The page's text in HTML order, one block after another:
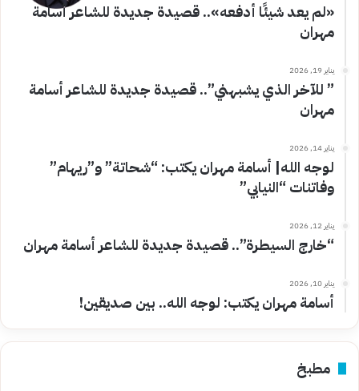
«لم يعد شيئًا أدفعه».. قصيدة جديدة للشاعر أسامة
مهران
يناير 19, 2026
” للآخر الذي يشبهني”.. قصيدة جديدة للشاعر أسامة
مهران
يناير 14, 2026
لوجه الله| أسامة مهران يكتب: “شحاتة” و”ريهام”
وفاتنات “النيابي”
يناير 12, 2026
“خارج السيطرة”.. قصيدة جديدة للشاعر أسامة مهران
يناير 10, 2026
أسامة مهران يكتب: لوجه الله.. بين صديقين!
مطبخ